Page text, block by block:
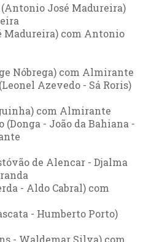
José Madureira)
Madureira) com Antonio
Nóbrega) com Almirante
Azevedo - Sá Roris)
com Almirante
(Donga - João da Bahiana -
de Alencar - Djalma
- Aldo Cabral) com
- Humberto Porto)
- Waldemar Silva) com